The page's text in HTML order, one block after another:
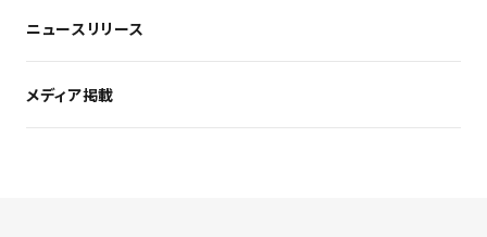
ニュースリリース
メディア掲載